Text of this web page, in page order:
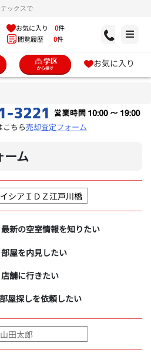
ックスで
お気に入り 0件
閲覧履歴 0件
お気に入り
ちら売却査定フォーム
ーム
最新の空室情報を知りたい
部屋を内見したい
店舗に行きたい
部屋探しを依頼したい